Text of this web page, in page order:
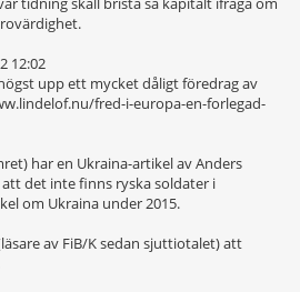
12:02
upp ett mycket dåligt föredrag av
fred-i-europa-en-forlegad-
har en Ukraina-artikel av Anders
det inte finns ryska soldater i
om Ukraina under 2015.
av FiB/K sedan sjuttiotalet) att